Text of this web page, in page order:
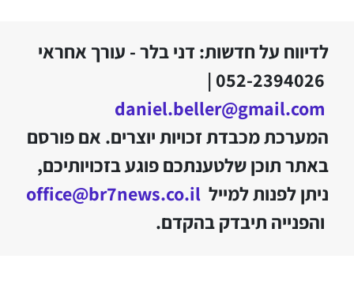
לדיווח על חדשות: דני בלר - עורך אחראי
052-2394026 |
daniel.beller@gmail.com
המערכת מכבדת זכויות יוצרים. אם פורסם
באתר תוכן שלטענתכם פוגע בזכויותיכם,
ניתן לפנות למייל office@br7news.co.il
והפנייה תיבדק בהקדם.